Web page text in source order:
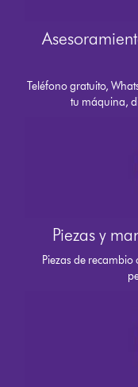
Teléfono gratuito,
tu máquina,
Piezas y
Piezas de